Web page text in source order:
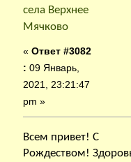
села Верхнее
Мячково
« Ответ #3082
: 09 Январь,
2021, 23:21:47
pm »
Всем привет! С
Рождеством!